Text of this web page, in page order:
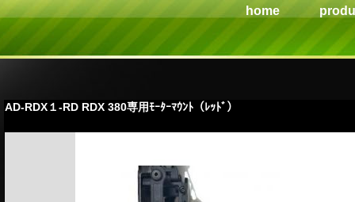
home
AD-RDX１-RD RDX 380専用ﾓｰﾀｰﾏｳﾝﾄ（ﾚｯﾄﾞ）